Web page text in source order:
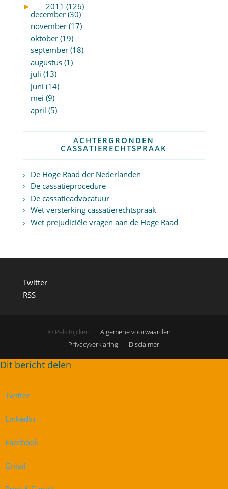
►
2011 (126)
december (30)
november (17)
oktober (19)
september (18)
augustus (1)
juli (13)
juni (14)
mei (9)
april (5)
ACHTERGRONDEN
CASSATIERECHTSPRAAK
De Hoge Raad der Nederlanden
De cassatieprocedure
De cassatieadvocatuur
Wet versterking cassatierechtspraak
Wet prejudiciële vragen aan de Hoge Raad
Twitter
RSS
© Pels Rijcken
Algemene voorwaarden
Privacyverklaring
Disclaimer
Twitter
LinkedIn
Facebook
Gmail